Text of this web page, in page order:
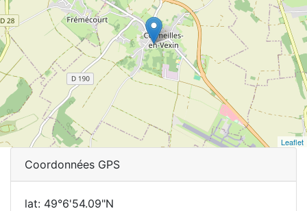
Leaflet
Coordonnées GPS
lat: 49°6'54.09"N